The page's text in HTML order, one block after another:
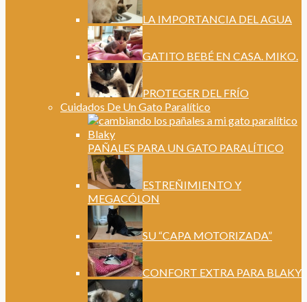
LA IMPORTANCIA DEL AGUA
GATITO BEBÉ EN CASA. MIKO.
PROTEGER DEL FRÍO
Cuidados De Un Gato Paralítico
PAÑALES PARA UN GATO PARALÍTICO
ESTREÑIMIENTO Y
MEGACÓLON
SU “CAPA MOTORIZADA”
CONFORT EXTRA PARA BLAKY